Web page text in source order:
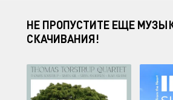
НЕ ПРОПУСТИТЕ ЕЩЕ
СКАЧИВАНИЯ!